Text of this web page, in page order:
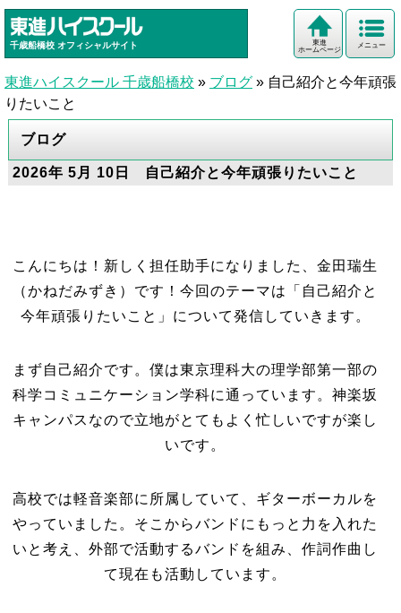
千歳船橋校 オフィシャルサイト メニュー
東進
ホームページ
東進ハイスクール 千歳船橋校 » ブログ » 自己紹介と今年頑張
りたいこと
ブログ
2026年 5月 10日 自己紹介と今年頑張りたいこと
こんにちは！新しく担任助手になりました、金田瑞生
（かねだみずき）です！今回のテーマは「自己紹介と
今年頑張りたいこと」について発信していきます。
まず自己紹介です。僕は東京理科大の理学部第一部の
科学コミュニケーション学科に通っています。神楽坂
キャンパスなので立地がとてもよく忙しいですが楽し
いです。
高校では軽音楽部に所属していて、ギターボーカルを
やっていました。そこからバンドにもっと力を入れた
いと考え、外部で活動するバンドを組み、作詞作曲し
て現在も活動しています。